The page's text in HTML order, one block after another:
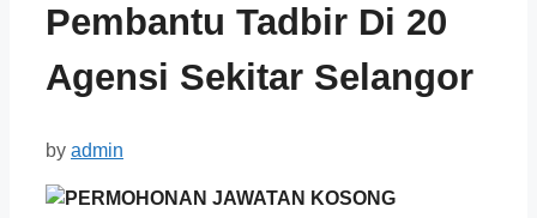
Pembantu Tadbir Di 20
Agensi Sekitar Selangor
by admin